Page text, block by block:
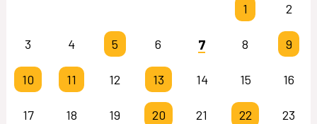
1 2
3 4 5 6 7 8 9
10 11 12 13 14 15 16
17 18 19 20 21 22 23